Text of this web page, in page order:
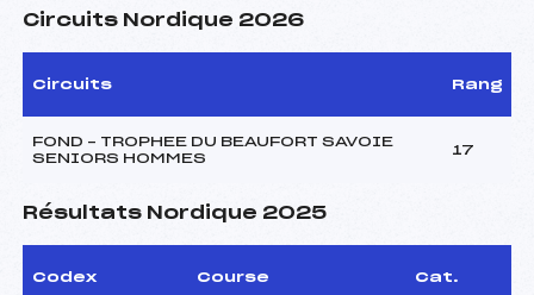
Circuits Nordique 2026
Circuits Rang
FOND – TROPHEE DU BEAUFORT SAVOIE
SENIORS HOMMES
17
Résultats Nordique 2025
Codex Course Cat.